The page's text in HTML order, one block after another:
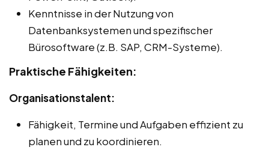
Kenntnisse in der Nutzung von
Datenbanksystemen und spezifischer
Bürosoftware (z.B. SAP, CRM-Systeme).
Praktische Fähigkeiten:
Organisationstalent:
Fähigkeit, Termine und Aufgaben effizient zu
planen und zu koordinieren.